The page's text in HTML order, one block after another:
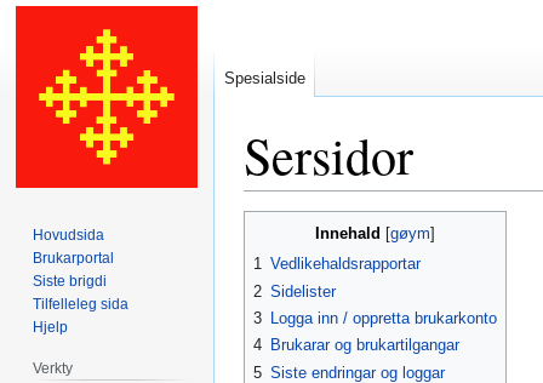
Sersidor
Innehald
1 Vedlikehaldsrapportar
2 Sidelister
3 Logga inn / oppretta brukarkonto
4 Brukarar og brukartilgangar
5 Siste endringar og loggar
Spesialside
Hovudsida
Brukarportal
Siste brigdi
Tilfelleleg sida
Hjelp
Verkty